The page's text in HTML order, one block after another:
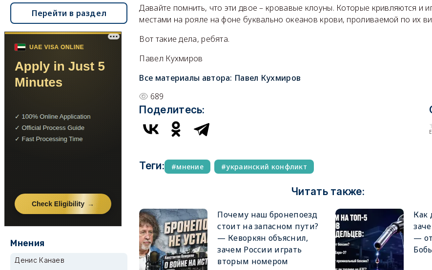
Давайте помнить, что эти двое – кровавые клоуны. Которые кривляются и
местами на рояле на фоне буквально океанов крови, проливаемой по их
Вот такие дела, ребята.
Павел Кухмиров
Все материалы автора: Павел Кухмиров
689
Поделитесь:
Теги: мнение украинский конфликт
Читать также:
Почему наш бронепоезд
стоит на запасном пути?
— Кеворкян объяснил,
зачем России играть
вторым номером
Как
—
Перейти в раздел
Мнения
Денис Канаев